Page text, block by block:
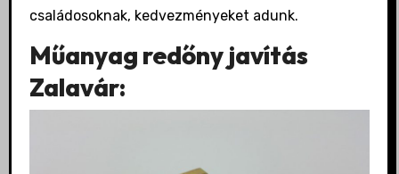
családosoknak, kedvezményeket adunk.
Műanyag redőny javítás
Zalavár: